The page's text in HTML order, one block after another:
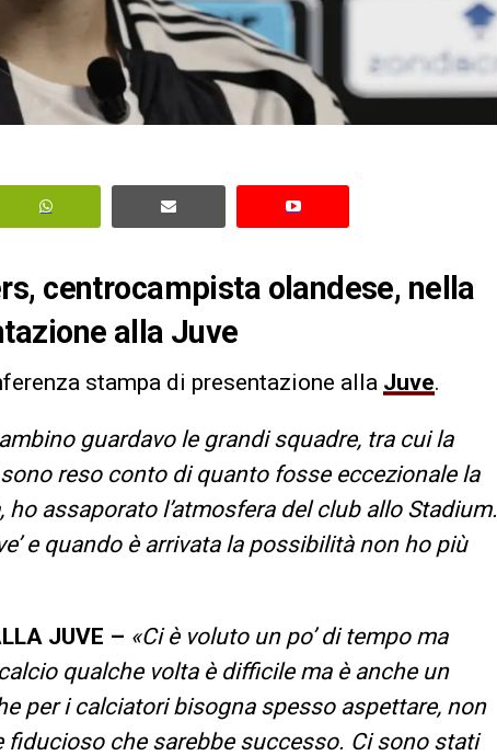
centrocampista olandese, nella
alla Juve
stampa di presentazione alla Juve.
guardavo le grandi squadre, tra cui la
reso conto di quanto fosse eccezionale la
assaporato l’atmosfera del club allo Stadium.
e quando è arrivata la possibilità non ho più
JUVE – «Ci è voluto un po’ di tempo ma
qualche volta è difficile ma è anche un
per i calciatori bisogna spesso aspettare, non
che sarebbe successo. Ci sono stati